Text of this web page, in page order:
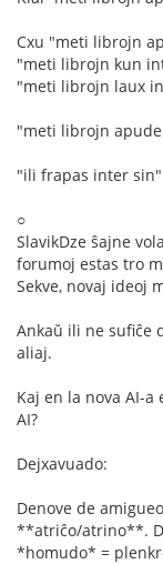
Cxu "meti librojn
"meti librojn kun
"meti librojn laux
"meti librojn
"ili frapas inter sin"
○
SlavikDze ŝajne
forumoj estas tro
Sekve, novaj ideoj
Ankaŭ ili ne sufiĉe
aliaj.
Kaj en la nova AI-
AI?
Dejxavuado:
Denove de
**atriĉo/atrino**.
*homudo* =